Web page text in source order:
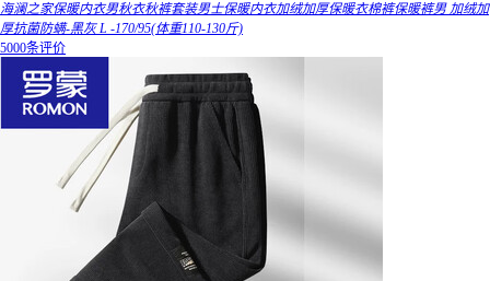
海澜之家保暖内衣男秋衣秋裤套装男士保暖内衣加绒加厚保暖衣棉裤保暖裤男 加绒加
厚抗菌防螨-黑灰 L -170/95(体重110-130斤)
5000条评价